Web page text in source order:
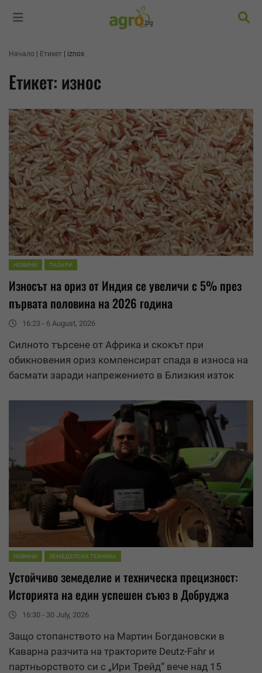
Начало Етикет iznos
Етикет: износ
НОВИНИ ПАЗАРИ
Износът на ориз от Индия се увеличи с 5% през
първата половина на 2026 година
16:23 - 6 August, 2026
Силното търсене от Африка и скокът при
обикновения ориз компенсират спада в износа на
басмати заради напрежението в Близкия изток
НОВИНИ ЗЕМЕДЕЛСКА ТЕХНИКА
Устойчиво земеделие и техническа прецизност:
Историята на един успешен съюз в Добруджа
16:30 - 30 July, 2026
Защо стопанството на Мартин Богдановски в
Каварна разчита на тракторите Deutz-Fahr и
партньорството си с „Ири Трейд“ вече над 15